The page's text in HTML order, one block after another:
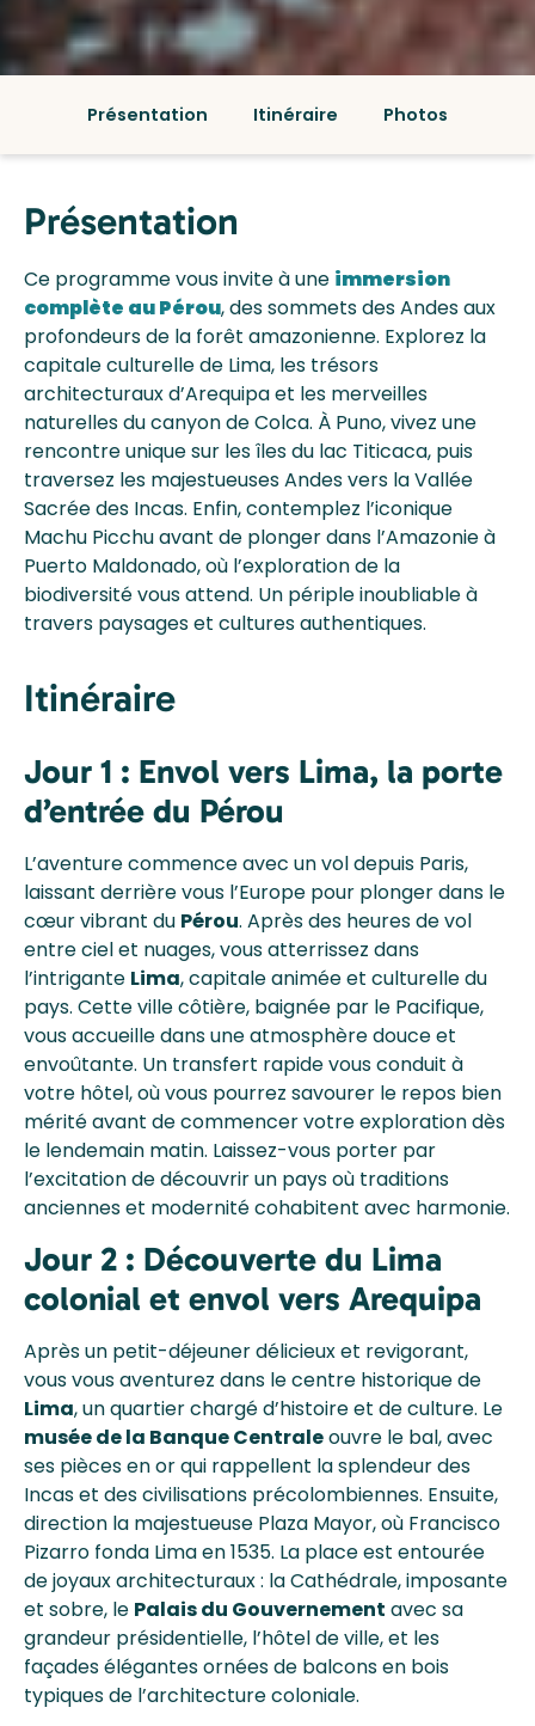
Présentation Itinéraire Photos
Présentation
Ce programme vous invite à une immersion
complète au Pérou, des sommets des Andes aux
profondeurs de la forêt amazonienne. Explorez la
capitale culturelle de Lima, les trésors
architecturaux d’Arequipa et les merveilles
naturelles du canyon de Colca. À Puno, vivez une
rencontre unique sur les îles du lac Titicaca, puis
traversez les majestueuses Andes vers la Vallée
Sacrée des Incas. Enfin, contemplez l’iconique
Machu Picchu avant de plonger dans l’Amazonie à
Puerto Maldonado, où l’exploration de la
biodiversité vous attend. Un périple inoubliable à
travers paysages et cultures authentiques.
Itinéraire
Jour 1 : Envol vers Lima, la porte
d’entrée du Pérou
L’aventure commence avec un vol depuis Paris,
laissant derrière vous l’Europe pour plonger dans le
cœur vibrant du Pérou. Après des heures de vol
entre ciel et nuages, vous atterrissez dans
l’intrigante Lima, capitale animée et culturelle du
pays. Cette ville côtière, baignée par le Pacifique,
vous accueille dans une atmosphère douce et
envoûtante. Un transfert rapide vous conduit à
votre hôtel, où vous pourrez savourer le repos bien
mérité avant de commencer votre exploration dès
le lendemain matin. Laissez-vous porter par
l’excitation de découvrir un pays où traditions
anciennes et modernité cohabitent avec harmonie.
Jour 2 : Découverte du Lima
colonial et envol vers Arequipa
Après un petit-déjeuner délicieux et revigorant,
vous vous aventurez dans le centre historique de
Lima, un quartier chargé d’histoire et de culture. Le
musée de la Banque Centraleouvre le bal, avec
ses pièces en or qui rappellent la splendeur des
Incas et des civilisations précolombiennes. Ensuite,
direction la majestueuse Plaza Mayor, où Francisco
Pizarro fonda Limaen 1535. La place est entourée
de joyaux architecturaux : la Cathédrale, imposante
et sobre, le Palais du Gouvernement avec sa
grandeur présidentielle, l’hôtel de ville, et les
façades élégantes ornées de balcons en bois
typiques de l’architecture coloniale.